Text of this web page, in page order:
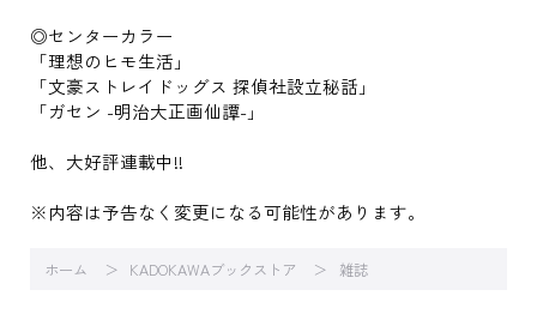
◎センターカラー
「理想のヒモ生活」
「文豪ストレイドッグス 探偵社設立秘話」
「ガセン -明治大正画仙譚-」
他、大好評連載中!!
※内容は予告なく変更になる可能性があります。
ホーム KADOKAWAブックストア 雑誌